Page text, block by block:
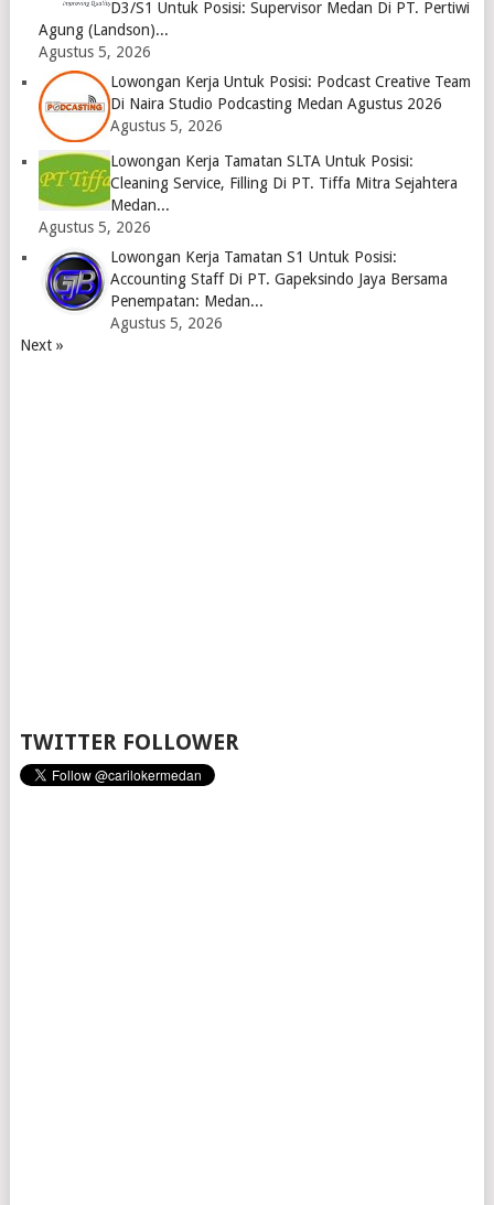
D3/S1 Untuk Posisi: Supervisor Medan Di PT. Pertiwi
Agung (Landson)...
Agustus 5, 2026
Lowongan Kerja Untuk Posisi: Podcast Creative Team
Di Naira Studio Podcasting Medan Agustus 2026
Agustus 5, 2026
Lowongan Kerja Tamatan SLTA Untuk Posisi:
Cleaning Service, Filling Di PT. Tiffa Mitra Sejahtera
Medan...
Agustus 5, 2026
Lowongan Kerja Tamatan S1 Untuk Posisi:
Accounting Staff Di PT. Gapeksindo Jaya Bersama
Penempatan: Medan...
Agustus 5, 2026
Next »
TWITTER FOLLOWER